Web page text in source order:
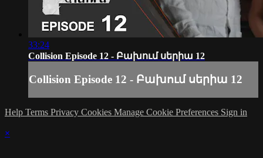
33:24
Collision Episode 12 - Բախում սերիա 12
Collision Episode 12 - Բախում սերիա 12
Help Terms Privacy Cookies Manage Cookie Preferences Sign in
×